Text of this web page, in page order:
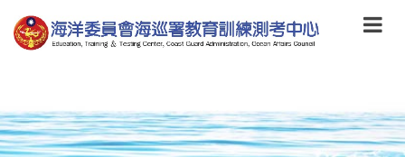
到
主
要
to
main
content